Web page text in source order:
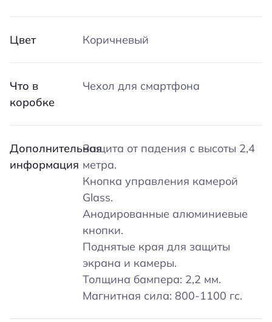
Цвет Коричневый
Что в
коробке
Чехол для смартфона
Дополнительная
информация
Защита от падения с высоты 2,4
метра.
Кнопка управления камерой
Glass.
Анодированные алюминиевые
кнопки.
Поднятые края для защиты
экрана и камеры.
Толщина бампера: 2,2 мм.
Магнитная сила: 800-1100 гс.